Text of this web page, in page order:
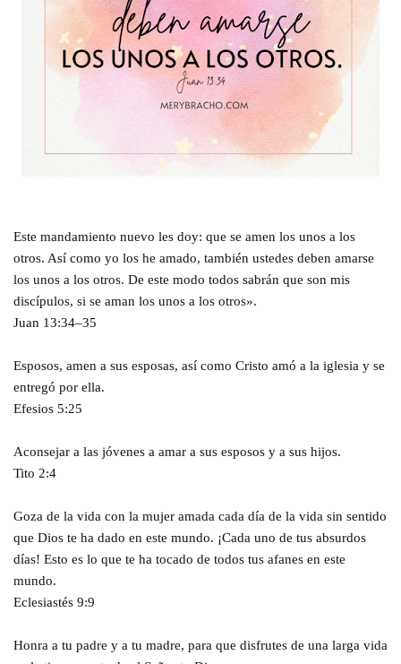
Este mandamiento nuevo les doy: que se amen los unos a los
otros. Así como yo los he amado, también ustedes deben amarse
los unos a los otros. De este modo todos sabrán que son mis
discípulos, si se aman los unos a los otros».
Juan 13:34–35
Esposos, amen a sus esposas, así como Cristo amó a la iglesia y se
entregó por ella.
Efesios 5:25
Aconsejar a las jóvenes a amar a sus esposos y a sus hijos.
Tito 2:4
Goza de la vida con la mujer amada cada día de la vida sin sentido
que Dios te ha dado en este mundo. ¡Cada uno de tus absurdos
días! Esto es lo que te ha tocado de todos tus afanes en este
mundo.
Eclesiastés 9:9
Honra a tu padre y a tu madre, para que disfrutes de una larga vida